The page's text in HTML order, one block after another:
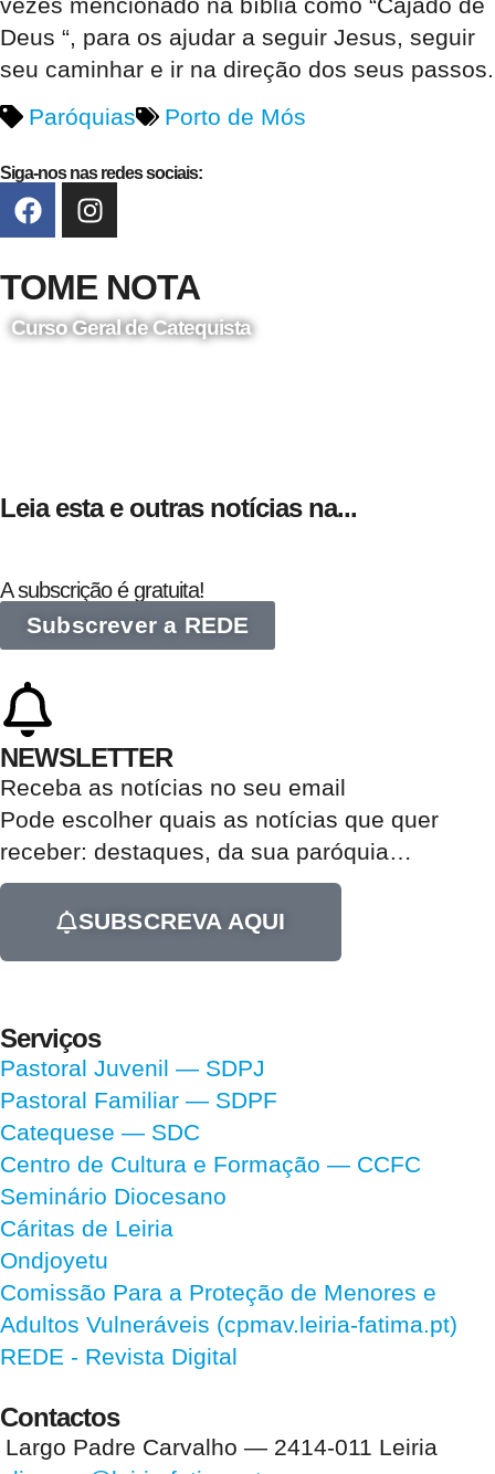
Deus “, para os ajudar a seguir Jesus, seguir
seu caminhar e ir na direção dos seus passos.
Paróquias
Porto de Mós
Siga-nos nas redes sociais:
TOME NOTA
Curso Geral de Catequista
Leia esta e outras notícias na...
A subscrição é gratuita!
Subscrever a REDE
NEWSLETTER
Receba as notícias no seu email​
Pode escolher quais as notícias que quer
receber: destaques, da sua paróquia…
SUBSCREVA AQUI
Serviços
Pastoral Juvenil — SDPJ
Pastoral Familiar — SDPF
Catequese — SDC
Centro de Cultura e Formação — CCFC
Seminário Diocesano
Cáritas de Leiria
Ondjoyetu
Comissão Para a Proteção de Menores e
Adultos Vulneráveis (cpmav.leiria-fatima.pt)
REDE - Revista Digital
Contactos
Largo Padre Carvalho — 2414-011 Leiria